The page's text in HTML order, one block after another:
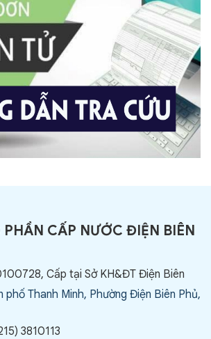
CẤP NƯỚC ĐIỆN BIÊN
Cấp tại Sở KH&ĐT Điện Biên
phố Thanh Minh, Phường Điện Biên Phủ,
3810113